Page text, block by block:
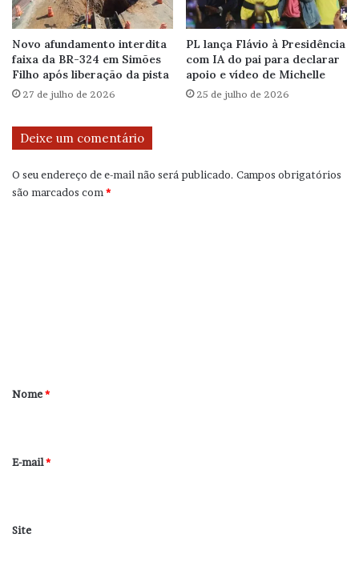
Novo afundamento interdita
faixa da BR-324 em Simões
Filho após liberação da pista
27 de julho de 2026
PL lança Flávio à Presidência
com IA do pai para declarar
apoio e vídeo de Michelle
25 de julho de 2026
Deixe um comentário
O seu endereço de e-mail não será publicado. Campos obrigatórios
são marcados com*
r
*
Nome*
E-mail*
Site